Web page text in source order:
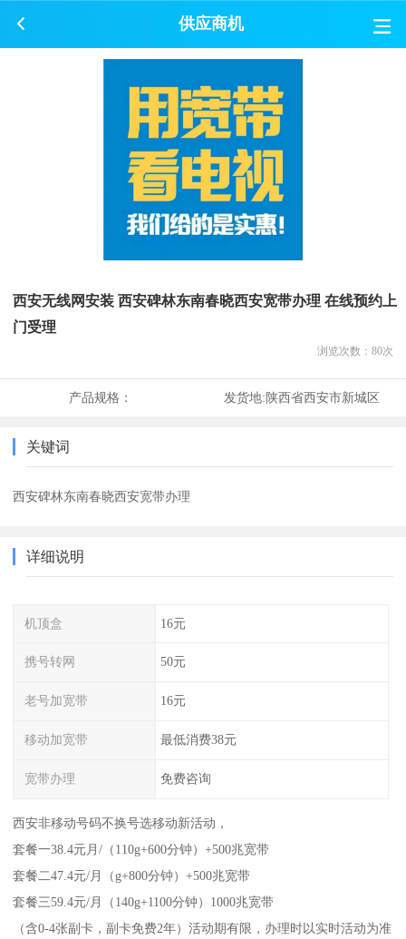
供应商机
西安无线网安装 西安碑林东南春晓西安宽带办理 在线预约上
门受理
浏览次数： 80次
产品规格： 发货地:陕西省西安市新城区
关键词
西安碑林东南春晓西安宽带办理
详细说明
机顶盒 16元
携号转网 50元
老号加宽带 16元
移动加宽带 最低消费38元
宽带办理 免费咨询
西安非移动号码不换号选移动新活动，
套餐一38.4元月/（110g+600分钟）+500兆宽带
套餐二47.4元/月（g+800分钟）+500兆宽带
套餐三59.4元/月（140g+1100分钟）1000兆宽带
（含0-4张副卡，副卡免费2年）活动期有限，办理时以实时活动为准